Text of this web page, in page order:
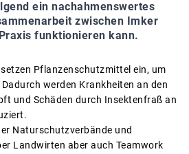
ein nachahmenswertes
zwischen Imker
funktionieren kann.
Pflanzenschutzmittel ein, um
werden Krankheiten an den
und Schäden durch Insektenfraß an
Naturschutzverbände und
Landwirten aber auch Teamwork